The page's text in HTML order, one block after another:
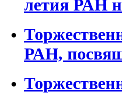
летия РАН
РАН,